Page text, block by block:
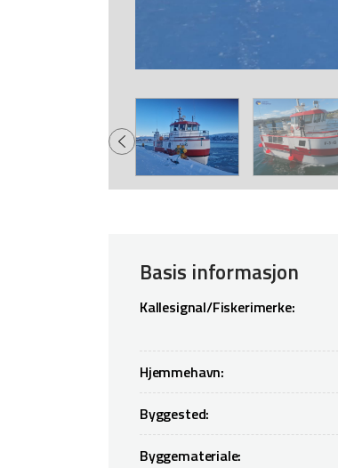
Basis informasjon
Kallesignal/Fiskerimerke:
Hjemmehavn:
Byggested:
Byggemateriale: